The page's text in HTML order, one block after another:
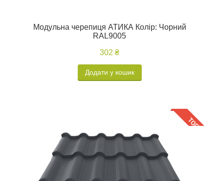
Модульна черепиця АТИКА Колір: Чорний
RAL9005
302 ₴
Додати у кошик